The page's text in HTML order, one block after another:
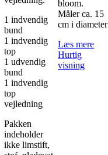
1 indvendig
bund
1 indvendig
top
1 udvendig
bund
1 indvendig
top
vejledning
Pakken
indeholder
ikke limstift,
bloom.
Måler ca. 15
cm i diameter
Læs mere
Hurtig
visning